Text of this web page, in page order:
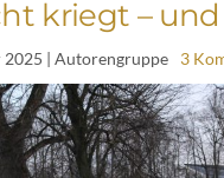
kriegt –
2025 | Autorengruppe 3